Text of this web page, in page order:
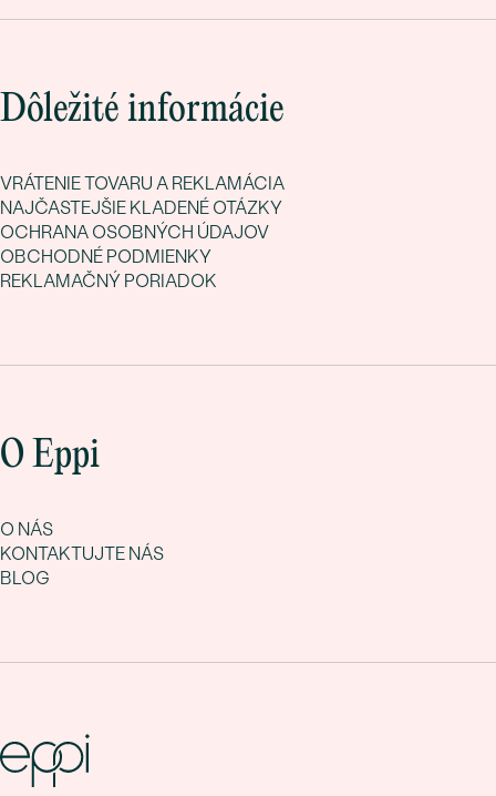
Dôležité informácie
VRÁTENIE TOVARU A REKLAMÁCIA
NAJČASTEJŠIE KLADENÉ OTÁZKY
OCHRANA OSOBNÝCH ÚDAJOV
OBCHODNÉ PODMIENKY
REKLAMAČNÝ PORIADOK
O Eppi
O NÁS
KONTAKTUJTE NÁS
BLOG